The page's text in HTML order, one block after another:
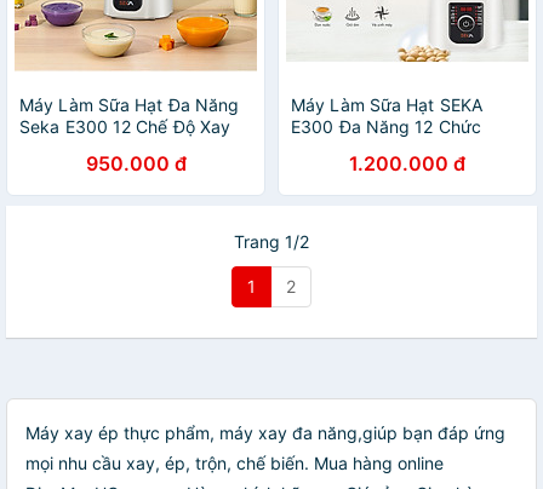
Máy Làm Sữa Hạt Đa Năng
Seka E300 12 Chế Độ Xay
950.000 đ
Máy Làm Sữa Hạt SEKA
E300 Đa Năng 12 Chức
1.200.000 đ
Trang 1/2
1 2
Máy xay ép thực phẩm, máy xay đa năng,giúp bạn đáp ứng
mọi nhu cầu xay, ép, trộn, chế biến. Mua hàng online